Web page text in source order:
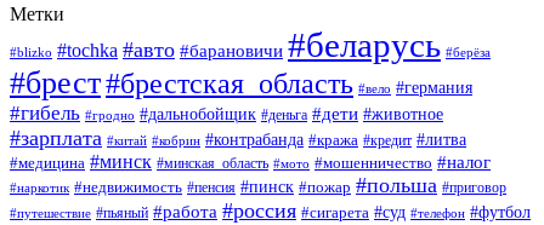
Метки
#blizko #tochka #авто #барановичи #беларусь #берёза
#брест#брестская_область #вело #германия
#гибель #гродно #дальнобойщик #деньга #дети #животное
#зарплата #китай #кобрин #контрабанда #кража #кредит #литва
#медицина #минск #минская_область #мото #мошенничество #налог
#наркотик #недвижимость #пенсия #пинск #пожар #польша #приговор
#путешествие #пьяный #работа #россия #сигарета #суд #телефон #футбол